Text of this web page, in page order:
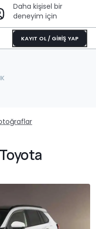
Daha kişisel bir
deneyim için
KAYIT OL / GİRİŞ YAP